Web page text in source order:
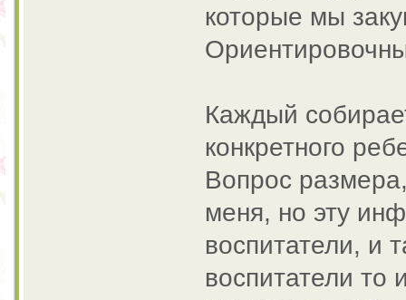
которые мы
Каждый
конкретного
Вопрос
меня, но эту
воспитатели, и
воспитатели